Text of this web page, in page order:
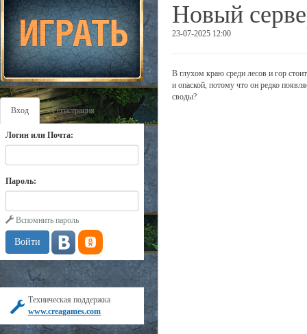
Вход Регистрация
Логин или Почта:
Пароль:
Вспомнить пароль
Техническая поддержка
www.creagames.com
Новый
23-07-2025 12:00
В глухом краю среди лесов и гор
и опаской, потому что он редко
своды?